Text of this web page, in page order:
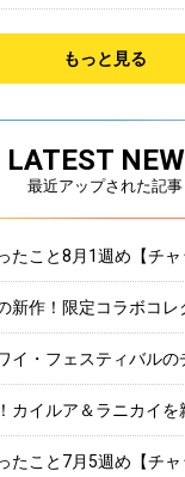
もっと見る
LATEST
最近アップされた記事
たこと8月1週め【チャ
新作！限定コラボコレ
イ・フェスティバルの
カイルア＆ラニカイ
たこと7月5週め【チャ